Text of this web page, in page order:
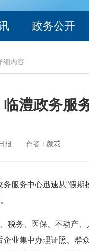
政务公开
细内容
临澧政务服
报 作者：颜花
服务中心迅速从“假期
税务、医保、不动产
业集中办理证照、群